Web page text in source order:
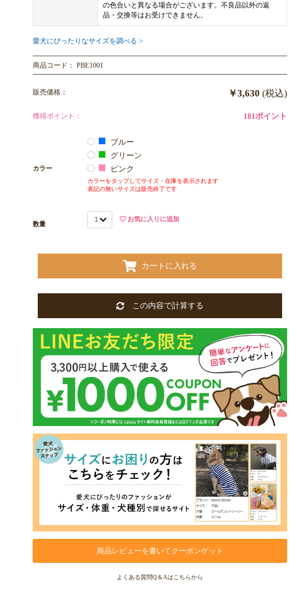
※法人のお客様へ、BENNYSの製品は卸し販売対象外です。表示の価格、及び購
※商品画像はサンプルのため、色味やサイズ等の仕様に変更がある場合がござい
ますので、予めご了承ください。
の色合いと異なる場合がございます。不良品以外の返
品・交換等はお受けできません。
愛犬にぴったりなサイズを調べる >
商品コード： PBE1001
販売価格： ￥3,630 (税込)
獲得ポイント： 181ポイント
カラー
ブルー
グリーン
ピンク
カラーをタップしてサイズ・在庫を表示されます
表記の無いサイズは販売終了です
数量
お気に入りに追加
カートに入れる
カートへ進む
この内容で計算する
商品レビューを書いてクーポンゲット
よくある質問Q＆Aはこちらから